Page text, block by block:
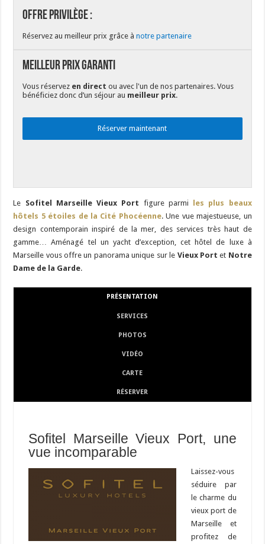
Offre Privilège :
Réservez au meilleur prix grâce ànotre partenaire
Meilleur Prix Garanti
Vous réservez en direct ou avec l'un de nos partenaires. Vous
bénéficiez donc d’un séjour au meilleur prix.
Réserver maintenant
Le Sofitel Marseille Vieux Port figure parmi les plus beaux
hôtels 5 étoiles de la Cité Phocéenne. Une vue majestueuse, un
design contemporain inspiré de la mer, des services très haut de
gamme… Aménagé tel un yacht d’exception, cet hôtel de luxe à
Marseille vous offre un panorama unique sur le Vieux Port et Notre
Dame de la Garde.
PRÉSENTATION
SERVICES
PHOTOS
VIDÉO
CARTE
RÉSERVER
Sofitel Marseille Vieux Port, une
vue incomparable
Laissez-vous
séduire par
le charme du
vieux port de
Marseille et
profitez de